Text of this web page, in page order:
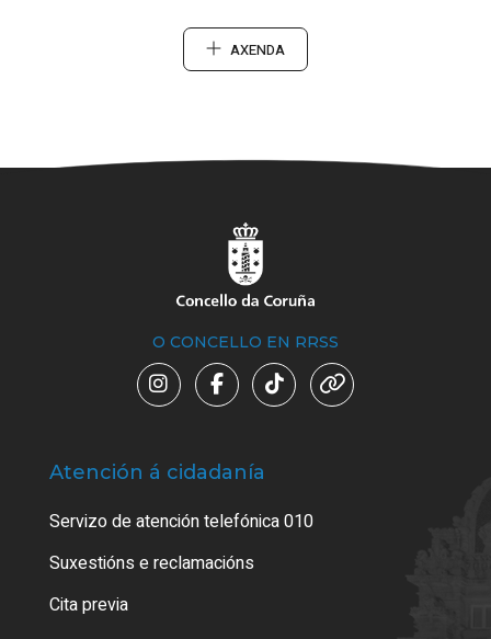
AXENDA
O CONCELLO EN RRSS
Atención á cidadanía
Servizo de atención telefónica 010
Suxestións e reclamacións
Cita previa